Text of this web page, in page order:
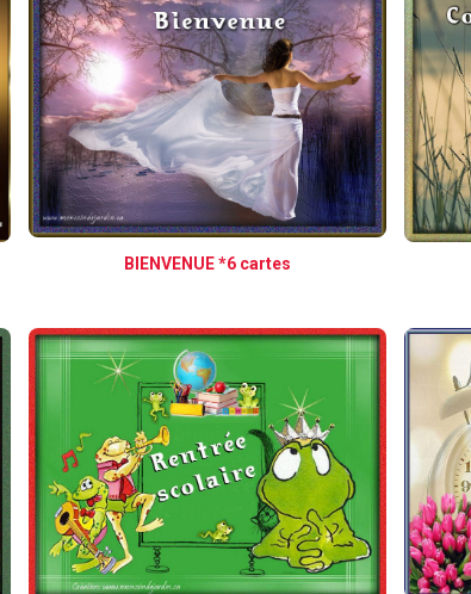
BIENVENUE *6 cartes